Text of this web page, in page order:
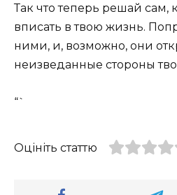
Так что теперь решай сам,
вписать в твою жизнь.
ними, и, возможно, они
неизведанные стороны
“`
Оцініть статтю